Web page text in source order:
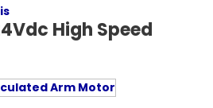
High Speed